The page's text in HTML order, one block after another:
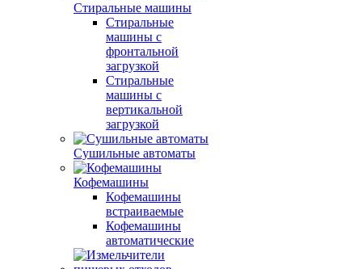
Стиральные машины
Стиральные
машины с
фронтальной
загрузкой
Стиральные
машины с
вертикальной
загрузкой
Сушильные автоматы
Кофемашины
Кофемашины
встраиваемые
Кофемашины
автоматические